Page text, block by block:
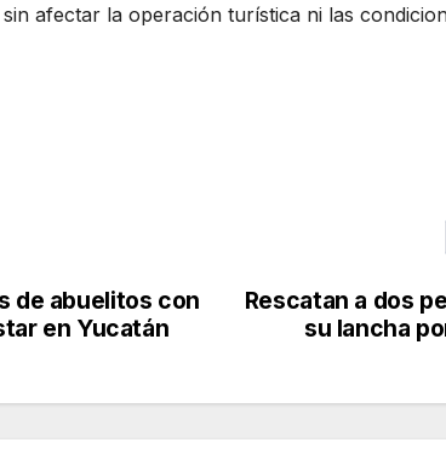
afectar la operación turística ni las
Rescatan a dos
su lancha
de abuelitos con
en Yucatán